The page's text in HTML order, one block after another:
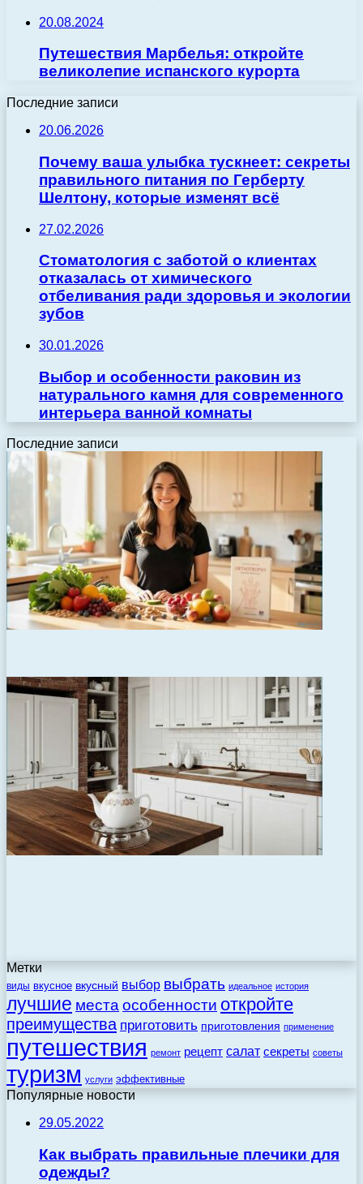
20.08.2024
Путешествия Марбелья: откройте
великолепие испанского курорта
Последние записи
20.06.2026
Почему ваша улыбка тускнеет: секреты
правильного питания по Герберту
Шелтону, которые изменят всё
27.02.2026
Стоматология с заботой о клиентах
отказалась от химического
отбеливания ради здоровья и экологии
зубов
30.01.2026
Выбор и особенности раковин из
натурального камня для современного
интерьера ванной комнаты
Последние записи
Метки
виды вкусное вкусный выбор выбрать идеальное история
лучшие местаособенности откройте
преимущества приготовить приготовления применение
путешествия ремонт рецепт салат секреты советы
туризм услуги эффективные
Популярные новости
29.05.2022
Как выбрать правильные плечики для
одежды?